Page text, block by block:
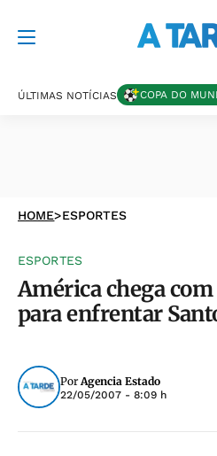
ÚLTIMAS NOTÍCIAS COPA DO
HOME>ESPORTES
ESPORTES
América chega
para enfrentar
PorAgencia Estado
22/05/2007 - 8:09 h